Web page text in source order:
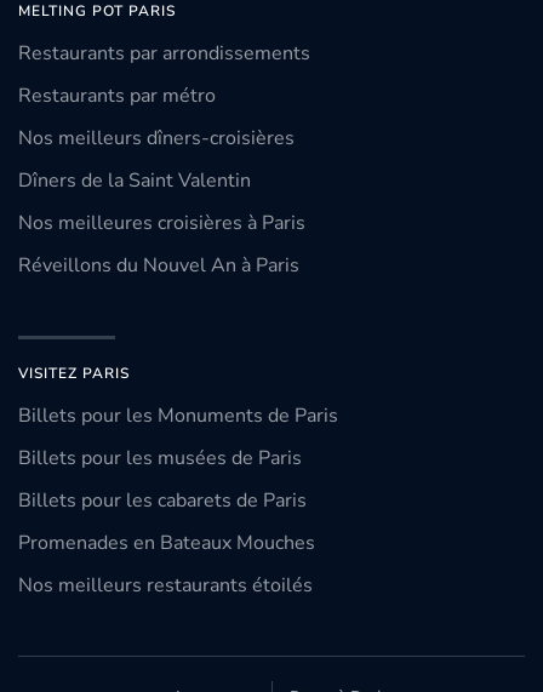
MELTING POT PARIS
Restaurants par arrondissements
Restaurants par métro
Nos meilleurs dîners-croisières
Dîners de la Saint Valentin
Nos meilleures croisières à Paris
Réveillons du Nouvel An à Paris
VISITEZ PARIS
Billets pour les Monuments de Paris
Billets pour les musées de Paris
Billets pour les cabarets de Paris
Promenades en Bateaux Mouches
Nos meilleurs restaurants étoilés